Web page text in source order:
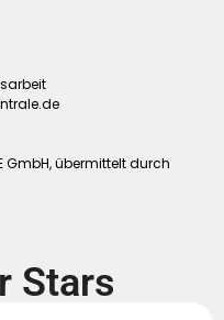
GmbH, übermittelt durch
Stars